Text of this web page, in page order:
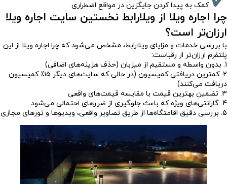
کمک به پیدا کردن جایگزین در مواقع اضطراری
چرا اجاره ویلا از ویلارابط نخستین سایت اجاره ویلا
ارزان‌تر است؟
با بررسی خدمات و مزایای ویلارابط، مشخص می‌شود که چرا اجاره ویلا از این
پلتفرم ارزان‌تر از رقباست:
1. بدون واسطه و مستقیم از میزبان (حذف هزینه‌های اضافی)
2. کمترین دریافتی کمیسیون (در حالی که سایت‌های دیگر ۱۵٪ کمیسیون
دریافت می‌کنند)
3. تضمین بهترین قیمت با مقایسه قیمت‌های واقعی
4. گارانتی‌های ویژه که باعث جلوگیری از ضررهای احتمالی می‌شود
5. بررسی دقیق اقامتگاه‌ها از طریق تصاویر واقعی، ویدیوها و تورهای مجازی